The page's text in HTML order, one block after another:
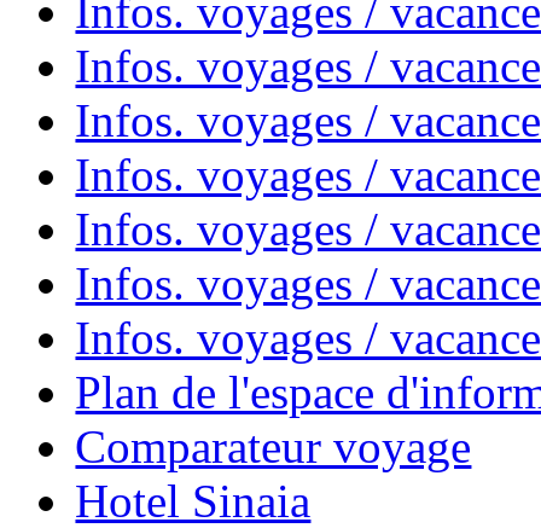
Infos. voyages /
Infos. voyages /
Infos. voyages /
Infos. voyages /
Infos. voyages /
Infos. voyages /
Infos. voyages /
Plan de l'espace
Comparateur voyage
Hotel Sinaia